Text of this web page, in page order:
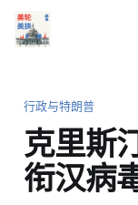
行政与特朗普
克里斯
衔汉病